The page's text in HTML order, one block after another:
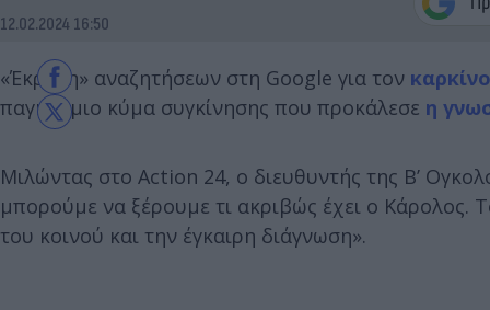
12.02.2024 16:50
«Έκρηξη» αναζητήσεων στη Google για τον καρκίνο
παγκόσμιο κύμα συγκίνησης που προκάλεσε η
Μιλώντας στο Action 24, ο διευθυντής της Β’
μπορούμε να ξέρουμε τι ακριβώς έχει ο Κάρολος.
του κοινού και την έγκαιρη διάγνωση».